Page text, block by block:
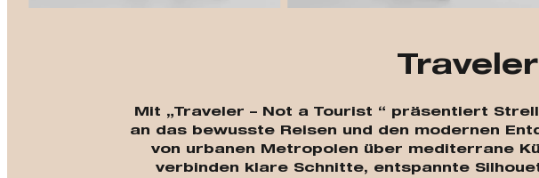
Mit „Traveler – Not a Tourist “ präsentiert
an das bewusste Reisen und den modernen
von urbanen Metropolen über mediterrane
verbinden klare Schnitte, entspannte